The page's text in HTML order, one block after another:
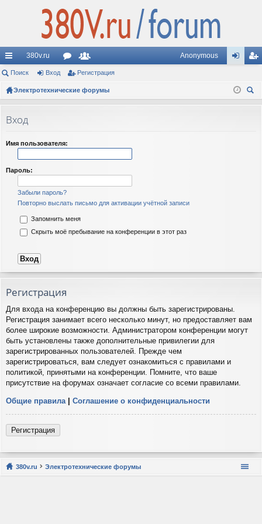
с
ы
и
380v.ru
ор
ум
ол
ьз
и
Anonymous
д ис
Поиск Вход Регистрация
Электротехнические форумы
Вход
Имя пользователя:
Пароль:
Забыли пароль?
Повторно выслать письмо для активации учётной записи
Запомнить меня
Скрыть моё пребывание на конференции в этот раз
Регистрация
Для входа на конференцию вы должны быть зарегистрированы.
Регистрация занимает всего несколько минут, но предоставляет вам
более широкие возможности. Администратором конференции могут
быть установлены также дополнительные привилегии для
зарегистрированных пользователей. Прежде чем
зарегистрироваться, вам следует ознакомиться с правилами и
политикой, принятыми на конференции. Помните, что ваше
присутствие на форумах означает согласие со всеми правилами.
Общие правила | Соглашение о конфиденциальности
Регистрация
380v.ru Электротехнические форумы